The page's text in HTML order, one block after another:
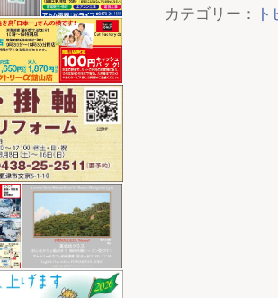
カテゴリー：